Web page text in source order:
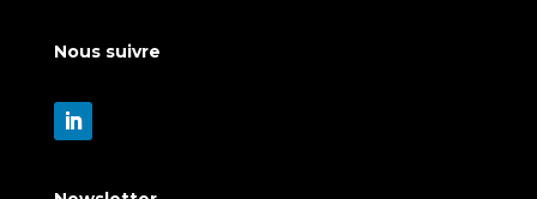
Nous suivre